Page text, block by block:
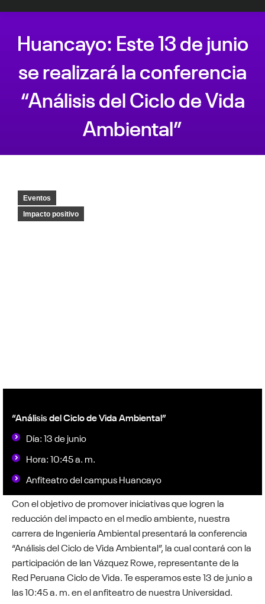
Huancayo: Este 13 de junio
se realizará la conferencia
“Análisis del Ciclo de Vida
Ambiental”
Eventos
Impacto positivo
“Análisis del Ciclo de Vida Ambiental”
Día: 13 de junio
Hora: 10:45 a. m.
Anfiteatro del campus Huancayo
Con el objetivo de promover iniciativas que logren la
reducción del impacto en el medio ambiente, nuestra
carrera de Ingeniería Ambiental presentará la conferencia
“Análisis del Ciclo de Vida Ambiental”, la cual contará con la
participación de Ian Vázquez Rowe, representante de la
Red Peruana Ciclo de Vida. Te esperamos este 13 de junio a
las 10:45 a. m. en el anfiteatro de nuestra Universidad.